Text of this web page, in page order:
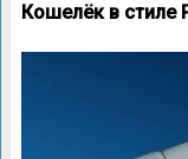
Кошелёк в стиле